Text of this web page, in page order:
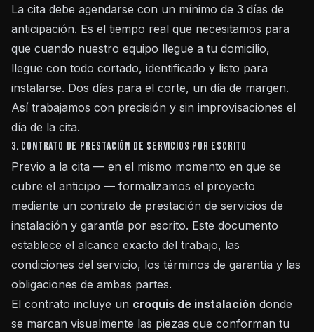
La cita debe agendarse con un mínimo de 3 días de
anticipación. Es el tiempo real que necesitamos para
que cuando nuestro equipo llegue a tu domicilio,
llegue con todo cortado, identificado y listo para
instalarse. Dos días para el corte, un día de margen.
Así trabajamos con precisión y sin improvisaciones el
día de la cita.
3. Contrato de prestación de servicios por escrito
Previo a la cita — en el mismo momento en que se
cubre el anticipo — formalizamos el proyecto
mediante un contrato de prestación de servicios de
instalación y garantía por escrito. Este documento
establece el alcance exacto del trabajo, las
condiciones del servicio, los términos de garantía y las
obligaciones de ambas partes.
El contrato incluye un croquis de instalación donde
se marcan visualmente las piezas que conforman tu